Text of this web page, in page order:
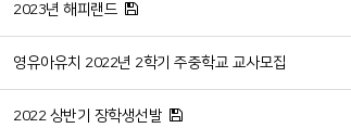
2023년 해피랜드
영유아유치 2022년 2학기 주중학교 교사모집
2022 상반기 장학생선발